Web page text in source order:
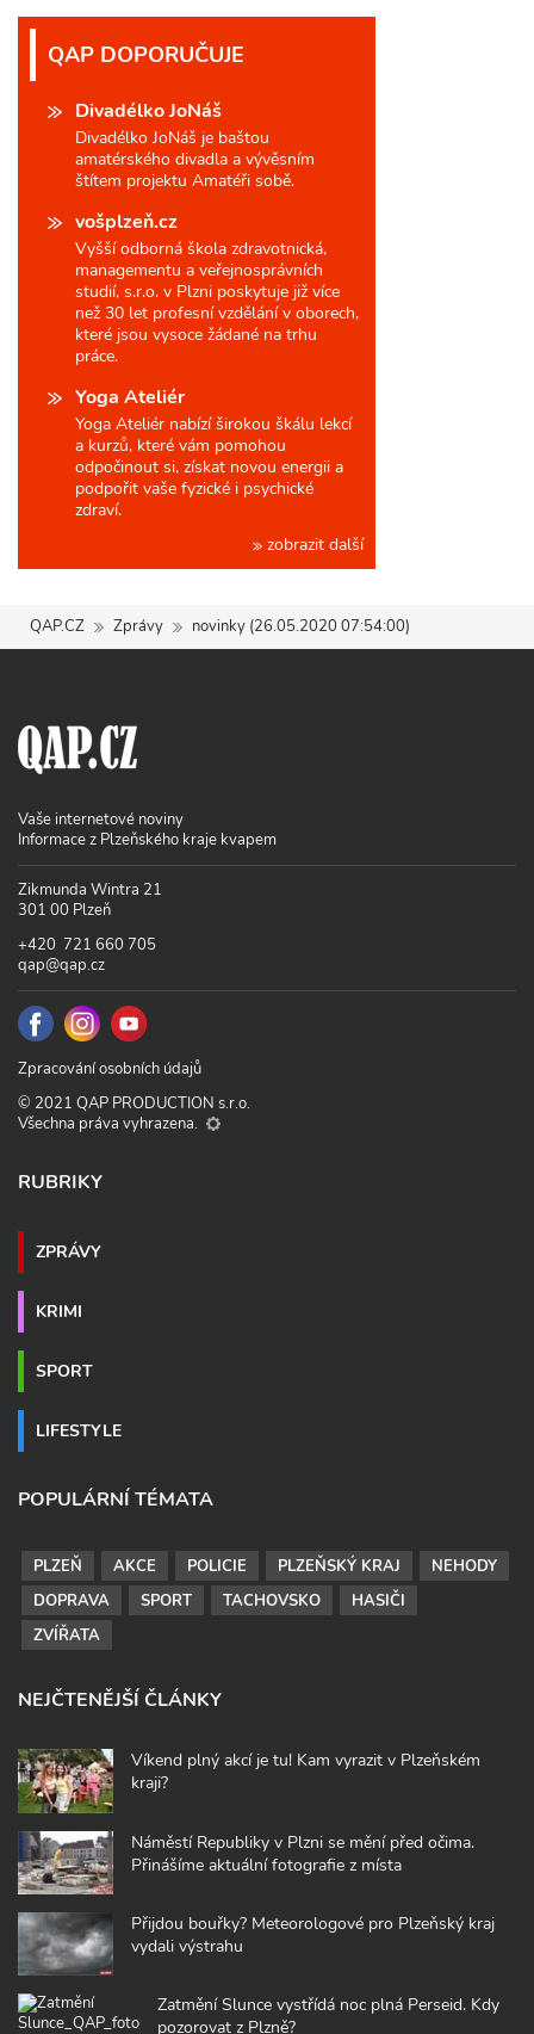
QAP DOPORUČUJE
Divadélko JoNáš
Divadélko JoNáš je baštou
amatérského divadla a vývěsním
štítem projektu Amatéři sobě.
vošplzeň.cz
Vyšší odborná škola zdravotnická,
managementu a veřejnosprávních
studií, s.r.o. v Plzni poskytuje již více
než 30 let profesní vzdělání v oborech,
které jsou vysoce žádané na trhu
práce.
Yoga Ateliér
Yoga Ateliér nabízí širokou škálu lekcí
a kurzů, které vám pomohou
odpočinout si, získat novou energii a
podpořit vaše fyzické i psychické
zdraví.
zobrazit další
QAP.CZ Zprávy novinky (26.05.2020 07:54:00)
Vaše internetové noviny
Informace z Plzeňského kraje kvapem
Zikmunda Wintra 21
301 00 Plzeň
+420 721 660 705
qap@qap.cz
Zpracování osobních údajů
© 2021 QAP PRODUCTION s.r.o.
Všechna práva vyhrazena.
RUBRIKY
ZPRÁVY
KRIMI
SPORT
LIFESTYLE
POPULÁRNÍ TÉMATA
PLZEŇ AKCE POLICIE PLZEŇSKÝ KRAJ
NEHODY
DOPRAVA
SPORT TACHOVSKO
HASIČI
ZVÍŘATA
NEJČTENĚJŠÍ ČLÁNKY
Víkend plný akcí je tu! Kam vyrazit v Plzeňském
kraji?
Náměstí Republiky v Plzni se mění před očima.
Přinášíme aktuální fotografie z místa
Přijdou bouřky? Meteorologové pro Plzeňský kraj
vydali výstrahu
Zatmění Slunce vystřídá noc plná Perseid. Kdy
pozorovat z Plzně?